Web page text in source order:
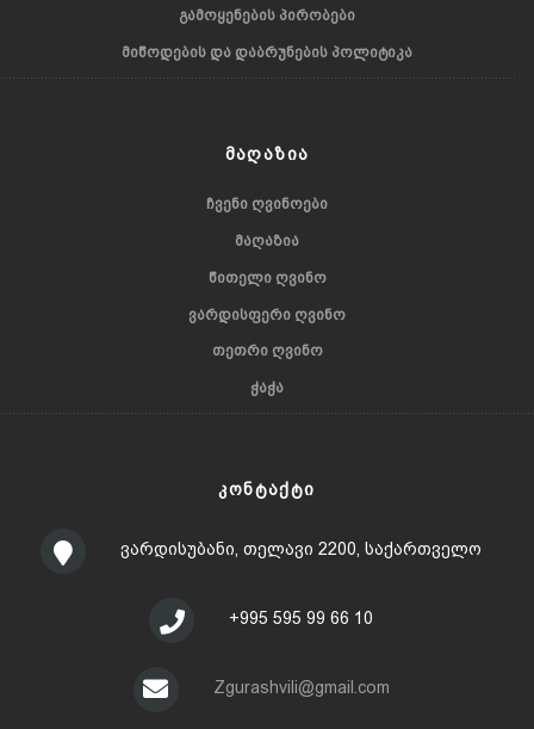
ᲒᲐᲛᲝᲧᲔᲜᲔᲑᲘᲡ ᲞᲘᲠᲝᲑᲔᲑᲘ
ᲛᲘᲬᲝᲓᲔᲑᲘᲡ ᲓᲐ ᲓᲐᲑᲠᲣᲜᲔᲑᲘᲡ ᲞᲝᲚᲘᲢᲘᲙᲐ
ᲛᲐᲦᲐᲖᲘᲐ
ᲩᲕᲔᲜᲘ ᲦᲕᲘᲜᲝᲔᲑᲘ
ᲛᲐᲦᲐᲖᲘᲐ
ᲬᲘᲗᲔᲚᲘ ᲦᲕᲘᲜᲝ
ᲕᲐᲠᲓᲘᲡᲤᲔᲠᲘ ᲦᲕᲘᲜᲝ
ᲗᲔᲗᲠᲘ ᲦᲕᲘᲜᲝ
ᲭᲐᲭᲐ
ᲙᲝᲜᲢᲐᲥᲢᲘ
ვარდისუბანი, თელავი 2200, საქართველო
+995 595 99 66 10
Zgurashvili@gmail.com